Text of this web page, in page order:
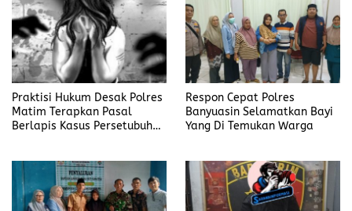
Praktisi Hukum Desak Polres
Matim Terapkan Pasal
Berlapis Kasus Persetubuhan
Respon Cepat Polres
Banyuasin Selamatkan Bayi
Yang Di Temukan Warga